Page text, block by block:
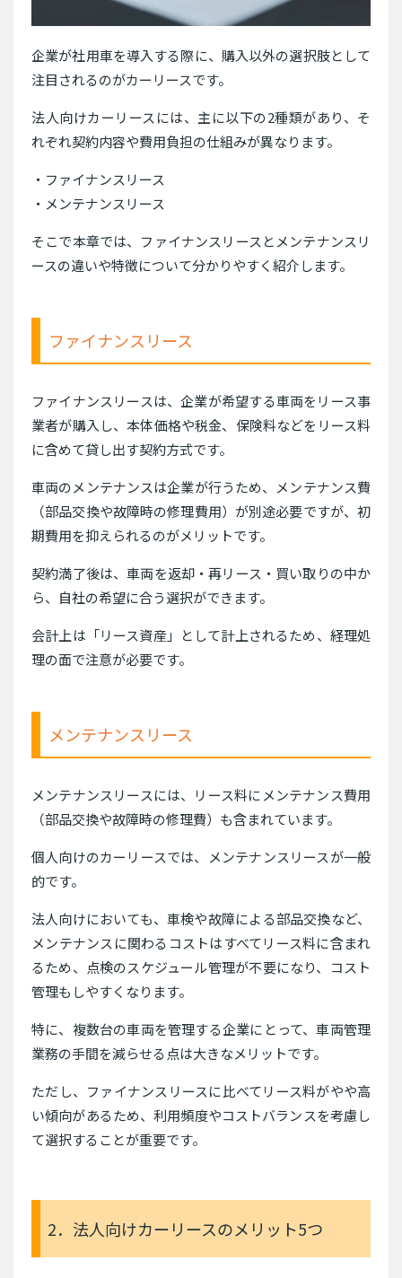
企業が社用車を導入する際に、購入以外の選択肢として
注目されるのがカーリースです。
法人向けカーリースには、主に以下の2種類があり、そ
れぞれ契約内容や費用負担の仕組みが異なります。
・ファイナンスリース
・メンテナンスリース
そこで本章では、ファイナンスリースとメンテナンスリ
ースの違いや特徴について分かりやすく紹介します。
ファイナンスリース
ファイナンスリースは、企業が希望する車両をリース事
業者が購入し、本体価格や税金、保険料などをリース料
に含めて貸し出す契約方式です。
車両のメンテナンスは企業が行うため、メンテナンス費
（部品交換や故障時の修理費用）が別途必要ですが、初
期費用を抑えられるのがメリットです。
契約満了後は、車両を返却・再リース・買い取りの中か
ら、自社の希望に合う選択ができます。
会計上は「リース資産」として計上されるため、経理処
理の面で注意が必要です。
メンテナンスリース
メンテナンスリースには、リース料にメンテナンス費用
（部品交換や故障時の修理費）も含まれています。
個人向けのカーリースでは、メンテナンスリースが一般
的です。
法人向けにおいても、車検や故障による部品交換など、
メンテナンスに関わるコストはすべてリース料に含まれ
るため、点検のスケジュール管理が不要になり、コスト
管理もしやすくなります。
特に、複数台の車両を管理する企業にとって、車両管理
業務の手間を減らせる点は大きなメリットです。
ただし、ファイナンスリースに比べてリース料がやや高
い傾向があるため、利用頻度やコストバランスを考慮し
て選択することが重要です。
2．法人向けカーリースのメリット5つ